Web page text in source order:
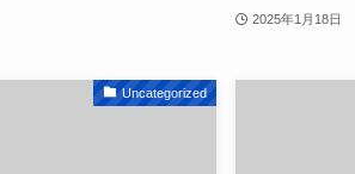
2025年1月18日
Uncategorized